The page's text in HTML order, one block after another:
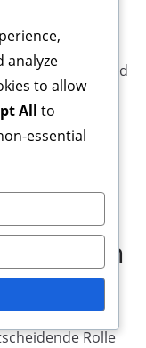
der zum
wurde, und
Spieler in der
algerischer
von
Rolle
analyze
to allow
All to
essential